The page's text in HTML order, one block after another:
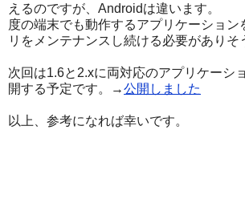
えるのですが、Androidは違います。
度の端末でも動作するアプリケーション
リをメンテナンスし続ける必要がありそ
次回は1.6と2.xに両対応のアプリケーシ
開する予定です。→公開しました
以上、参考になれば幸いです。